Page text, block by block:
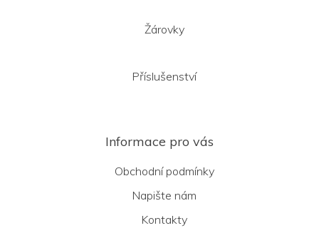
Žárovky
Příslušenství
Informace pro vás
Obchodní podmínky
Napište nám
Kontakty